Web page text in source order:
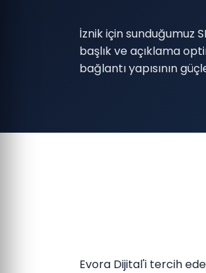
İznik için sunduğumuz
başlık ve açıklama
bağlantı yapısının
Evora Dijital'i tercih